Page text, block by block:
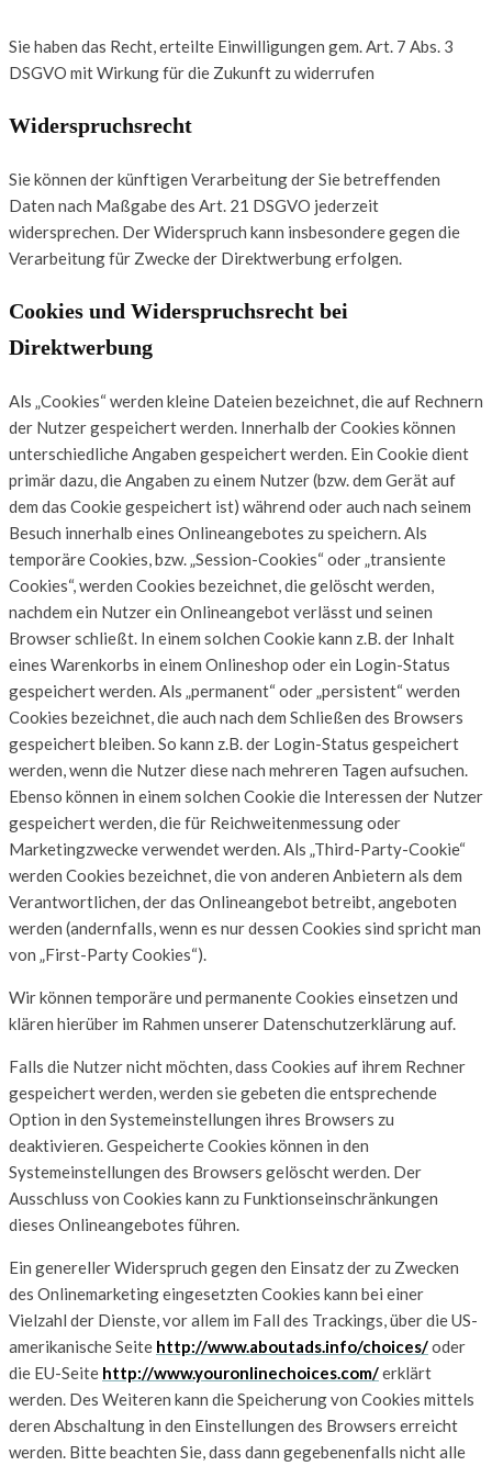
Sie haben das Recht, erteilte Einwilligungen gem. Art. 7 Abs. 3
DSGVO mit Wirkung für die Zukunft zu widerrufen
Widerspruchsrecht
Sie können der künftigen Verarbeitung der Sie betreffenden
Daten nach Maßgabe des Art. 21 DSGVO jederzeit
widersprechen. Der Widerspruch kann insbesondere gegen die
Verarbeitung für Zwecke der Direktwerbung erfolgen.
Cookies und Widerspruchsrecht bei
Direktwerbung
Als „Cookies“ werden kleine Dateien bezeichnet, die auf Rechnern
der Nutzer gespeichert werden. Innerhalb der Cookies können
unterschiedliche Angaben gespeichert werden. Ein Cookie dient
primär dazu, die Angaben zu einem Nutzer (bzw. dem Gerät auf
dem das Cookie gespeichert ist) während oder auch nach seinem
Besuch innerhalb eines Onlineangebotes zu speichern. Als
temporäre Cookies, bzw. „Session-Cookies“ oder „transiente
Cookies“, werden Cookies bezeichnet, die gelöscht werden,
nachdem ein Nutzer ein Onlineangebot verlässt und seinen
Browser schließt. In einem solchen Cookie kann z.B. der Inhalt
eines Warenkorbs in einem Onlineshop oder ein Login-Status
gespeichert werden. Als „permanent“ oder „persistent“ werden
Cookies bezeichnet, die auch nach dem Schließen des Browsers
gespeichert bleiben. So kann z.B. der Login-Status gespeichert
werden, wenn die Nutzer diese nach mehreren Tagen aufsuchen.
Ebenso können in einem solchen Cookie die Interessen der Nutzer
gespeichert werden, die für Reichweitenmessung oder
Marketingzwecke verwendet werden. Als „Third-Party-Cookie“
werden Cookies bezeichnet, die von anderen Anbietern als dem
Verantwortlichen, der das Onlineangebot betreibt, angeboten
werden (andernfalls, wenn es nur dessen Cookies sind spricht man
von „First-Party Cookies“).
Wir können temporäre und permanente Cookies einsetzen und
klären hierüber im Rahmen unserer Datenschutzerklärung auf.
Falls die Nutzer nicht möchten, dass Cookies auf ihrem Rechner
gespeichert werden, werden sie gebeten die entsprechende
Option in den Systemeinstellungen ihres Browsers zu
deaktivieren. Gespeicherte Cookies können in den
Systemeinstellungen des Browsers gelöscht werden. Der
Ausschluss von Cookies kann zu Funktionseinschränkungen
dieses Onlineangebotes führen.
Ein genereller Widerspruch gegen den Einsatz der zu Zwecken
des Onlinemarketing eingesetzten Cookies kann bei einer
Vielzahl der Dienste, vor allem im Fall des Trackings, über die US-
amerikanische Seite http://www.aboutads.info/choices/oder
die EU-Seite http://www.youronlinechoices.com/erklärt
werden. Des Weiteren kann die Speicherung von Cookies mittels
deren Abschaltung in den Einstellungen des Browsers erreicht
werden. Bitte beachten Sie, dass dann gegebenenfalls nicht alle